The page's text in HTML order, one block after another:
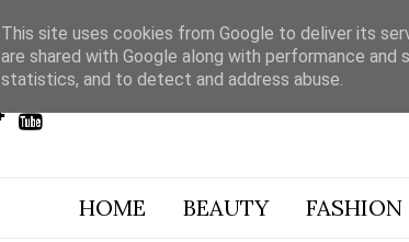
HOME BEAUTY FASHION
This site uses cookies from Google to deliver its
are shared with Google along with performance
statistics, and to detect and address abuse.